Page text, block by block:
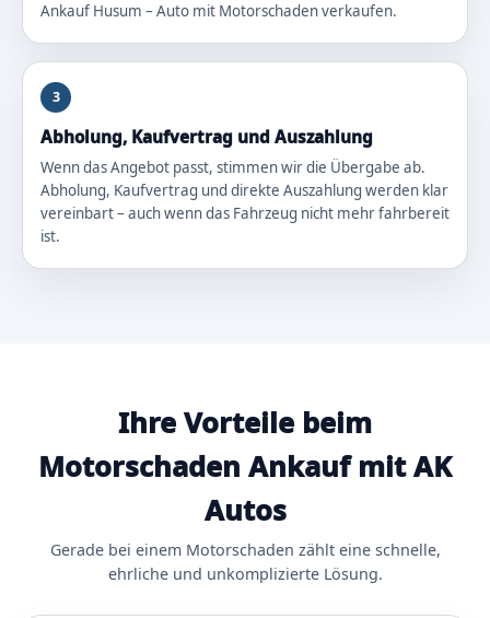
Ankauf Husum – Auto mit Motorschaden verkaufen.
3
Abholung, Kaufvertrag und Auszahlung
Wenn das Angebot passt, stimmen wir die Übergabe ab.
Abholung, Kaufvertrag und direkte Auszahlung werden klar
vereinbart – auch wenn das Fahrzeug nicht mehr fahrbereit
ist.
Ihre Vorteile beim
Motorschaden Ankauf mit AK
Autos
Gerade bei einem Motorschaden zählt eine schnelle,
ehrliche und unkomplizierte Lösung.